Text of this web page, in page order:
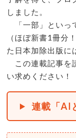
しました。
「一部」といっ
（ほぼ新書1冊分
た日本加除出版に
この連載記事を
い求めください！
連載「AI